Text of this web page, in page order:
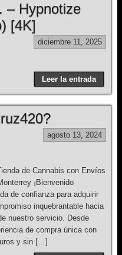
– Hypnotize
[4K]
diciembre 11, 2025
Leer la entrada
agosto 13, 2024
de Cannabis con Envíos
¡Bienvenido
de confianza para adquirir
inquebrantable hacia
nuestro servicio. Desde
de compra única con
y sin […]